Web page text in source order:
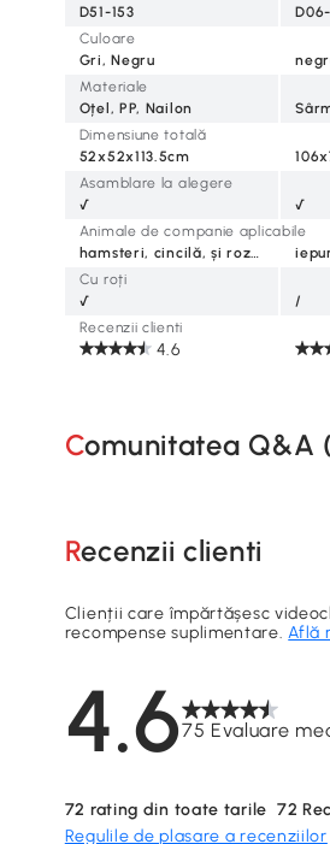
Culoare
Materiale
Dimensiune totală
Asamblare la alegere
Animale de companie aplicabile
Cu roți
Recenzii clienti
D51-153
Gri, Negru
Oțel, PP, Nailon
52x52x113.5cm
√
hamsteri, cincilă, și rozătoare
√
4.6
√
/
Comunitatea Q&A (
Recenzii clienti
4.675 Evaluare
Clienții care împărtășesc
recompense suplimentare.Află
72 rating din toate tarile 72
Regulile de plasare a recenziilor